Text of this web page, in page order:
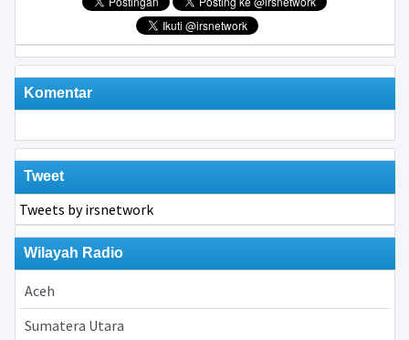
Komentar
Tweet
Tweets by irsnetwork
Wilayah Radio
Aceh
Sumatera Utara